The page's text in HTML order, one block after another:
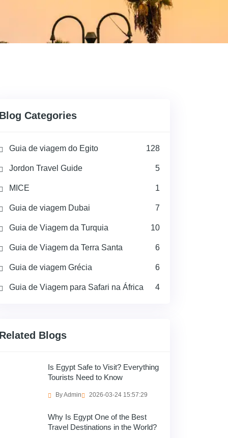
Categories
Guia de viagem do Egito 128
Jordon Travel Guide 5
MICE 1
Guia de viagem Dubai 7
Guia de Viagem da Turquia 10
Guia de Viagem da Terra Santa 6
Guia de viagem Grécia 6
Guia de Viagem para Safari na África 4
Blogs
Is Egypt Safe to Visit? Everything
Tourists Need to Know
By Admin 2026-03-24 15:57:29
Why Is Egypt One of the Best
Travel Destinations in the World?